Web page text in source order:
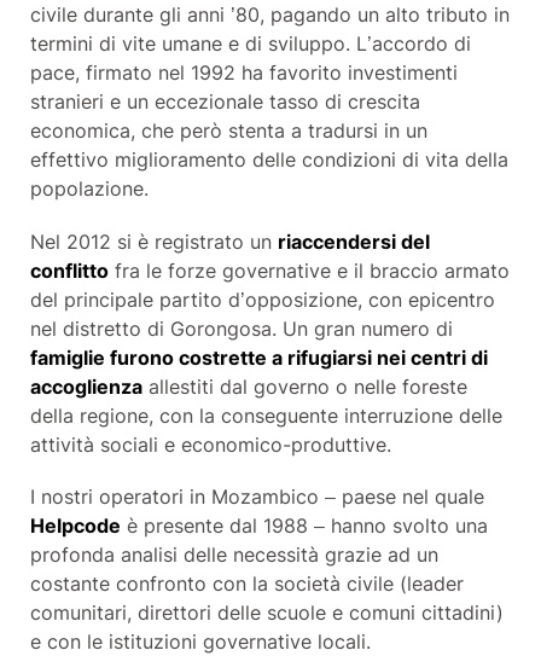
civile durante gli anni ’80, pagando un alto tributo in
termini di vite umane e di sviluppo. L’accordo di
pace, firmato nel 1992 ha favorito investimenti
stranieri e un eccezionale tasso di crescita
economica, che però stenta a tradursi in un
effettivo miglioramento delle condizioni di vita della
popolazione.
Nel 2012 si è registrato un riaccendersi del
conflittofra le forze governative e il braccio armato
del principale partito d’opposizione, con epicentro
nel distretto di Gorongosa. Un gran numero di
famiglie furono costrette a rifugiarsi nei centri di
accoglienzaallestiti dal governo o nelle foreste
della regione, con la conseguente interruzione delle
attività sociali e economico-produttive.
I nostri operatori in Mozambico – paese nel quale
Helpcode è presente dal 1988 – hanno svolto una
profonda analisi delle necessità grazie ad un
costante confronto con la società civile (leader
comunitari, direttori delle scuole e comuni cittadini)
e con le istituzioni governative locali.